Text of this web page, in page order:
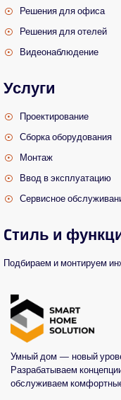
Умный дом — новый
Разрабатываем
обслуживаем
Решения для офиса
Решения для отелей
Видеонаблюдение
Услуги
Проектирование
Сборка оборудования
Монтаж
Ввод в эксплуатацию
Сервисное
Cтиль и
Подбираем и монтируем